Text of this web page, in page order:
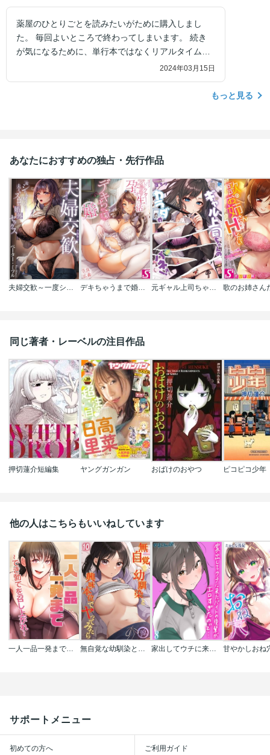
薬屋のひとりごとを読みたいがために購入しまし
た。 毎回よいところで終わってしまいます。 続き
が気になるために、単行本ではなくリアルタイムの
雑誌を購入してしまいます。 小説もまだ終わってい
2024年03月15日
もっと見る
あなたにおすすめの独占・先行作品
夫婦交歓～一度シたら戻れない…夫よりスゴい婚外セックス～ デキちゃうまで婚～美女ドクターとズップリ孕ませ生活 元ギャル上司ちゃんのカラダがパネぇ！【フルカラー】
同じ著者・レーベルの注目作品
押切蓮介短編集 ヤングガンガン おばけのおやつ ピコピコ少年
他の人はこちらもいいねしています
一人一品一発まで～でき勃てを召し上がれ～【完全版】【タテヨミ】 無自覚な幼馴染と興味本位でヤってみたら 家出してウチに来たバイトの後輩がエロすぎたので… 甘やかしおね
サポートメニュー
初めての方へ ご利用ガイド